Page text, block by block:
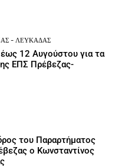
- ΛΕΥΚΆΔΑΣ
12 Αυγούστου για τα
ΕΠΣ Πρέβεζας-
του Παραρτήματος
ο Κωνσταντίνος